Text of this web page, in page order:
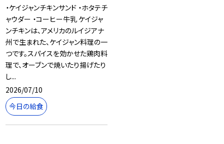
・ケイジャンチキンサンド ・ホタテチ
ャウダー ・コーヒー牛乳 ケイジャ
ンチキンは、アメリカのルイジアナ
州で生まれた、ケイジャン料理の一
つです。スパイスを効かせた鶏肉料
理で、オーブンで焼いたり揚げたり
し...
2026/07/10
今日の給食